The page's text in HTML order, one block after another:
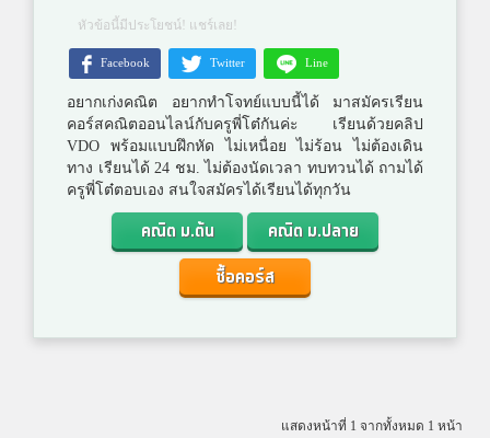
หัวข้อนี้มีประโยชน์! แชร์เลย!
Facebook Twitter Line
อยากเก่งคณิต อยากทำโจทย์แบบนี้ได้ มาสมัครเรียน
คอร์สคณิตออนไลน์กับครูพี่โต๋กันค่ะ เรียนด้วยคลิป
VDO พร้อมแบบฝึกหัด ไม่เหนื่อย ไม่ร้อน ไม่ต้องเดิน
ทาง เรียนได้ 24 ชม. ไม่ต้องนัดเวลา ทบทวนได้ ถามได้
ครูพี่โต๋ตอบเอง สนใจสมัครได้เรียนได้ทุกวัน
คณิต ม.ต้น
คณิต ม.ปลาย
ซื้อคอร์ส
แสดงหน้าที่ 1 จากทั้งหมด 1 หน้า